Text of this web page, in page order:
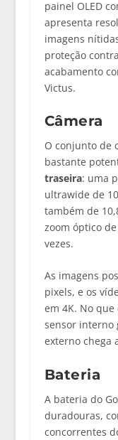
painel OLED
apresenta
imagens
proteção
acabamento
Victus.
Câmera
O conjunto de
bastante
traseira: uma
ultrawide de
também de
zoom óptico
vezes.
As imagens
pixels, e os
em 4K. No
sensor interno
externo chega
Bateria
A bateria do
duradouras,
concorrentes